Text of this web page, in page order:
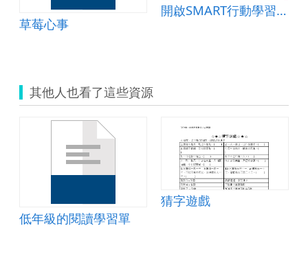
草莓心事
開啟SMART行動學習之鑰~愛 Speak English So Easy！
其他人也看了這些資源
低年級的閱讀學習單
猜字遊戲